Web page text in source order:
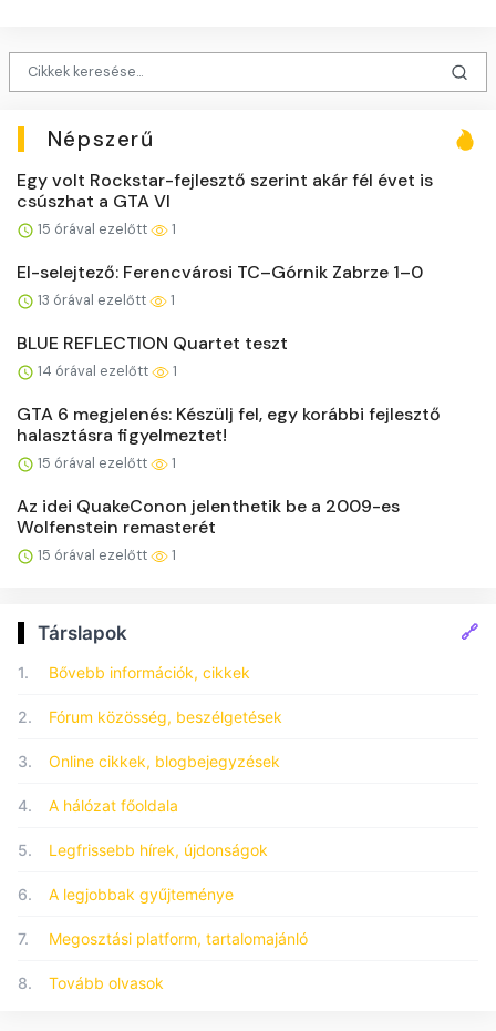
Népszerű
Egy volt Rockstar-fejlesztő szerint akár fél évet is
csúszhat a GTA VI
15 órával ezelőtt 1
El-selejtező: Ferencvárosi TC–Górnik Zabrze 1–0
13 órával ezelőtt 1
BLUE REFLECTION Quartet teszt
14 órával ezelőtt 1
GTA 6 megjelenés: Készülj fel, egy korábbi fejlesztő
halasztásra figyelmeztet!
15 órával ezelőtt 1
Az idei QuakeConon jelenthetik be a 2009-es
Wolfenstein remasterét
15 órával ezelőtt 1
Társlapok 🔗
1. Bővebb információk, cikkek
2. Fórum közösség, beszélgetések
3. Online cikkek, blogbejegyzések
4. A hálózat főoldala
5. Legfrissebb hírek, újdonságok
6. A legjobbak gyűjteménye
7. Megosztási platform, tartalomajánló
8. Tovább olvasok